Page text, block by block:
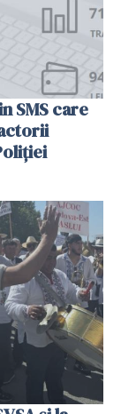
SMS care